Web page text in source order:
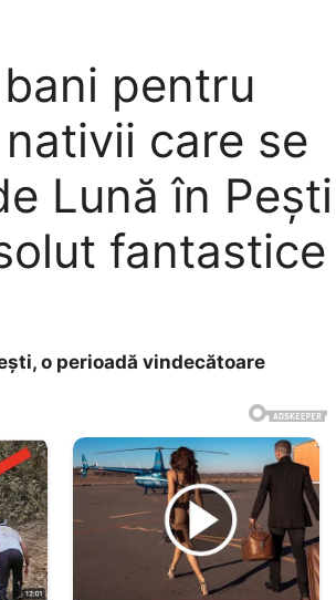
pentru
care se
Lună în Pești
fantastice
o perioadă vindecătoare